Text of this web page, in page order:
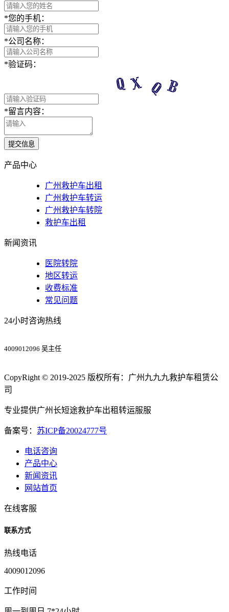
*您的手机：
*公司名称：
*验证码：
*留言内容：
提交信息
产品中心
广州救护车出租
广州救护车转运
广州救护车转院
救护车出租
新闻资讯
医院转院
地区转运
收费标准
常见问题
24小时咨询热线
4009012096 吴主任
CopyRight © 2019-2025 版权所有：广州九九九救护车租赁公
司
专业提供广州长短途救护车出租转运服服
备案号： 苏ICP备20024777号
电话咨询
产品中心
新闻资讯
网站首页
在线客服
联系方式
热线电话
4009012096
工作时间